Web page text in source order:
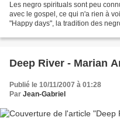
Les negro spirituals sont peu
avec le gospel, ce qui n'a rien à
"Happy days", la tradition des
Deep River - Marian
Publié le 10/11/2007 à 01:28
Par Jean-Gabriel